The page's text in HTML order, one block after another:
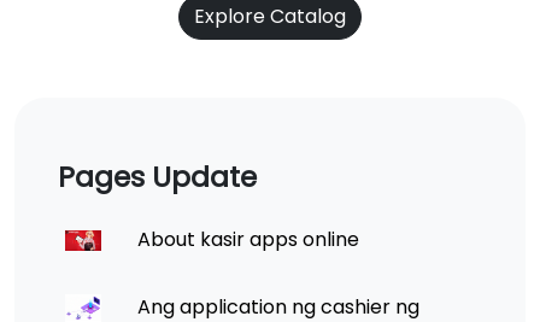
Explore Catalog
Pages Update
About kasir apps online
Ang application ng cashier ng